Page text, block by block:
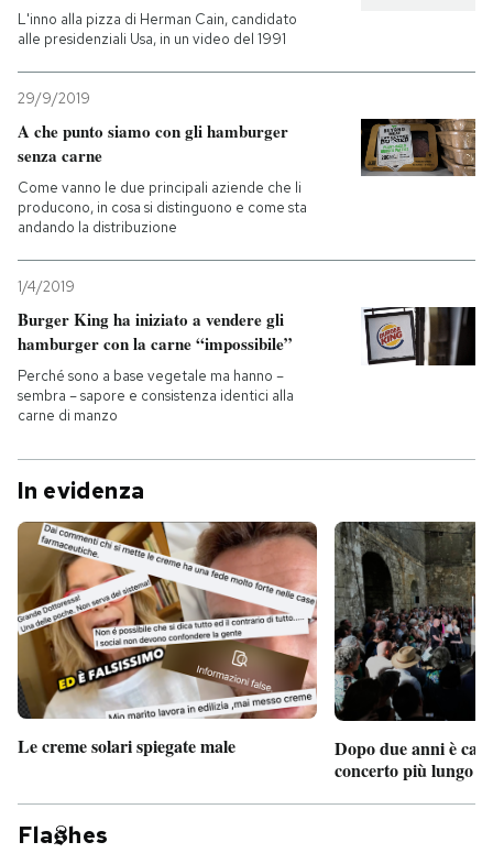
L'inno alla pizza di Herman Cain, candidato
alle presidenziali Usa, in un video del 1991
29/9/2019
A che punto siamo con gli hamburger
senza carne
Come vanno le due principali aziende che li
producono, in cosa si distinguono e come sta
andando la distribuzione
1/4/2019
Burger King ha iniziato a vendere gli
hamburger con la carne “impossibile”
Perché sono a base vegetale ma hanno –
sembra – sapore e consistenza identici alla
carne di manzo
In evidenza
Le creme solari spiegate male
Dopo due anni è
concerto più lungo
Fla hes